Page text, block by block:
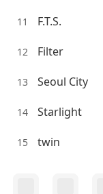
11 F.T.S.
12 Filter
13 Seoul City
14 Starlight
15 twin